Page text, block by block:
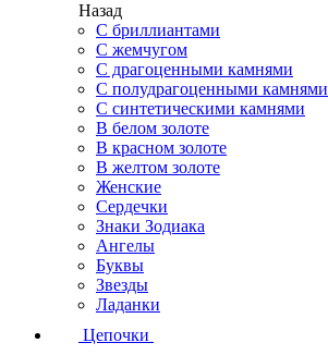
Назад
С бриллиантами
С жемчугом
С драгоценными камнями
С полудрагоценными камнями
С синтетическими камнями
В белом золоте
В красном золоте
В желтом золоте
Женские
Сердечки
Знаки Зодиака
Ангелы
Буквы
Звезды
Ладанки
Цепочки